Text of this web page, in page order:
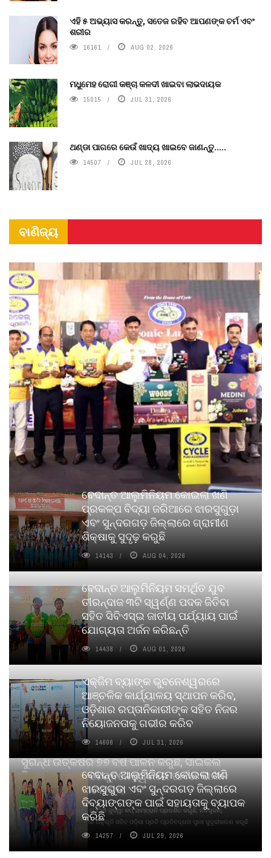
ଏହି ୫ ଅଭ୍ୟାସ କରନ୍ତୁ, ସତେଜ ରହିବ ଆପଣଙ୍କ ଚର୍ମ ଏବଂ
ଶରୀର
16161 AUG 02, 2026
ମଧୁମେହ ରୋଗୀ କଞ୍ଚା କଳଦୀ ଖାଇବା ଲାଭଦାୟକ
15015 JUL 31, 2026
ଥଣ୍ଡା ପାଗରେ କେଉଁ ଖାଦ୍ୟ ଖାଇବେ ଜାଣନ୍ତୁ.....
14507 JUL 28, 2026
ବାଣିଜ୍ୟ
ସୁଗନ୍ଧ ଉତ୍କର୍ଷର ୭୭ ବର୍ଷ ପାଳନ କରୁଛି, ସାଇକଲ
ପିୟୋର୍‌ ଅଗରବତୀ ଭୁବନେଶ୍ୱରରେ ପାର୍ବଣ କାଳୀନ
ନବସୃଜନ ଉନ୍ମୋଚନ କଲା
ବାଉଁଶ ବିହୀନ କଠିନ ଧୂପ ଏବଂ ମେଦିନୀ ଜୁଡୱା କପ୍‌ ସାମ୍ବ୍ରାନି ପ୍ରଦର୍ଶିତ କରୁଛି; ନବସୃଜନ,
ଦୀର୍ଘସ୍ଥାୟିତା ଏବଂ ଆଧ୍ୟାତ୍ମିକ ଅନୁଭୂତି ସହିତ ଓଡ଼ିଶା ପ୍ରତି ପ୍ରତିବଦ୍ଧତା ପୁନଃ ସୁଦୃଢୀକରଣ କରୁଛି
ବେଦାନ୍ତ ଆଲୁମିନିୟମ କୋଇଲା ଖଣି
ପ୍ରକଳ୍ପ ବିଦ୍ୟା ଜରିଆରେ ଝାରସୁଗୁଡ଼ା
ଏବଂ ସୁନ୍ଦରଗଡ଼ ଜିଲ୍ଲାରେ ଗ୍ରାମୀଣ
ଶିକ୍ଷାକୁ ସୁଦୃଢ଼ କରୁଛି
14143 AUG 04, 2026
ବେଦାନ୍ତ ଆଲୁମିନିୟମ ସମର୍ଥିତ ଯୁବ
ତୀରନ୍ଦାଜ ୩ଟି ସ୍ୱର୍ଣ୍ଣ ପଦକ ଜିତିବା
ସହିତ ସିବିଏସ୍ଇ ଜାତୀୟ ପର୍ଯ୍ୟାୟ ପାଇଁ
ଯୋଗ୍ୟତା ଅର୍ଜନ କରିଛନ୍ତି
14438 AUG 01, 2026
ଏକ୍ଜିମ ବ୍ୟାଙ୍କ ଭୁବନେଶ୍ୱରରେ
ଆଞ୍ଚଳିକ କାର୍ଯ୍ୟାଳୟ ସ୍ଥାପନ କରିବ,
ଓଡ଼ିଶାର ରପ୍ତାନିକାରୀଙ୍କ ସହିତ ନିଜର
ନିୟୋଜନତାକୁ ଗଭୀର କରିବ
14606 JUL 31, 2026
ବେଦାନ୍ତ ଆଲୁମିନିୟମ କୋଇଲା ଖଣି
ଝାରସୁଗୁଡା ଏବଂ ସୁନ୍ଦରଗଡ଼ ଜିଲ୍ଲାରେ
ଦିବ୍ୟାଙ୍ଗଙ୍କ ପାଇଁ ସହାୟତାକୁ ବ୍ୟାପକ
କରିଛି
14257 JUL 29, 2026